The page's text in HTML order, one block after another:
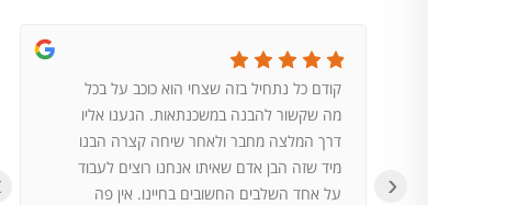
קודם כל נתחיל בזה שצחי הוא כוכב על בכל
מה שקשור להבנה במשכנתאות. הגענו אליו
דרך המלצה מחבר ולאחר שיחה קצרה הבנו
מיד שזה הבן אדם שאיתו אנחנו רוצים לעבוד
על אחד השלבים החשובים בחיינו. אין פה
›